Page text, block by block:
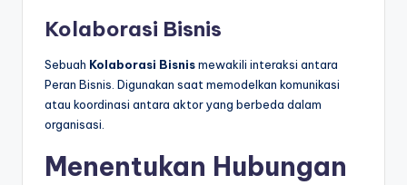
Kolaborasi Bisnis
Sebuah Kolaborasi Bisnismewakili interaksi antara
Peran Bisnis. Digunakan saat memodelkan komunikasi
atau koordinasi antara aktor yang berbeda dalam
organisasi.
Menentukan Hubungan